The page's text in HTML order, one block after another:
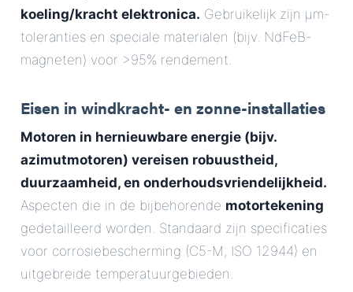
koeling/kracht elektronica. Gebruikelijk zijn µm-
toleranties en speciale materialen (bijv. NdFeB-
magneten) voor >95% rendement.
Eisen in windkracht- en zonne-installaties
Motoren in hernieuwbare energie (bijv.
azimutmotoren) vereisen robuustheid,
duurzaamheid, en onderhoudsvriendelijkheid.
Aspecten die in de bijbehorende motortekening
gedetailleerd worden. Standaard zijn specificaties
voor corrosiebescherming (C5-M, ISO 12944) en
uitgebreide temperatuurgebieden.